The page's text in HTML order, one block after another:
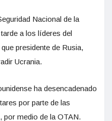
Nacional de la
a los líderes del
presidente de Rusia,
Ucrania.
ha desencadenado
por parte de las
por medio de la OTAN.